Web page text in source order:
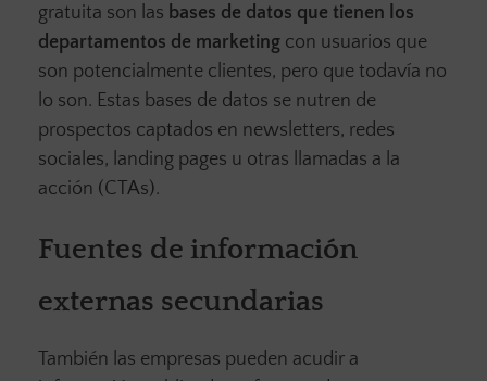
gratuita son las bases de datos que tienen los
departamentos de marketing con usuarios que
son potencialmente clientes, pero que todavía no
lo son. Estas bases de datos se nutren de
prospectos captados en newsletters, redes
sociales, landing pages u otras llamadas a la
acción (CTAs).
Fuentes de información
externas secundarias
También las empresas pueden acudir a